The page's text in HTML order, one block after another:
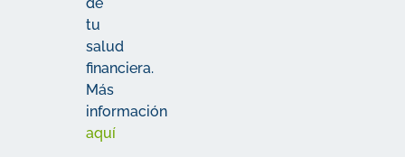
tu
salud
financiera.
Más
información
aquí